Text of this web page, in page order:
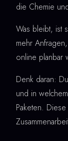
die Chemie
Was bleibt, ist
mehr
online planbar
Denk daran:
und in
Paketen.